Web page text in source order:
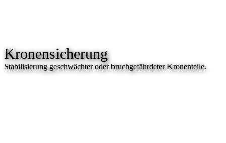
Kronensicherung
Stabilisierung geschwächter oder bruchgefährdeter Kronenteile.